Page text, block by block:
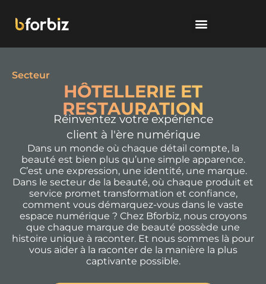
Secteur
HÔTELLERIE ET
RESTAURATION
Réinventez votre expérience
client à l'ère numérique
Dans un monde où chaque détail compte, la
beauté est bien plus qu’une simple apparence.
C’est une expression, une identité, une marque.
Dans le secteur de la beauté, où chaque produit et
service promet transformation et confiance,
comment vous démarquez-vous dans le vaste
espace numérique ? Chez Bforbiz, nous croyons
que chaque marque de beauté possède une
histoire unique à raconter. Et nous sommes là pour
vous aider à la raconter de la manière la plus
captivante possible.